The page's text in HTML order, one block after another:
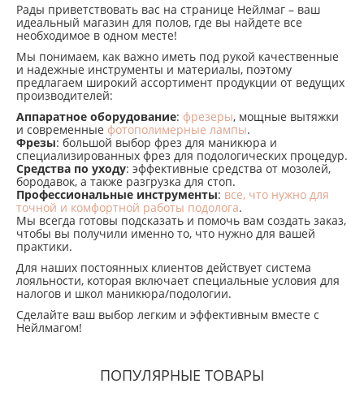
Рады приветствовать вас на странице Нейлмаг – ваш
идеальный магазин для полов, где вы найдете все
необходимое в одном месте!
Мы понимаем, как важно иметь под рукой качественные
и надежные инструменты и материалы, поэтому
предлагаем широкий ассортимент продукции от ведущих
производителей:
Аппаратное оборудование: фрезеры, мощные вытяжки
и современные фотополимерные лампы.
Фрезы: большой выбор фрез для маникюра и
специализированных фрез для подологических процедур.
Средства по уходу: эффективные средства от мозолей,
бородавок, а также разгрузка для стоп.
Профессиональные инструменты: все, что нужно для
точной и комфортной работы подолога.
Мы всегда готовы подсказать и помочь вам создать заказ,
чтобы вы получили именно то, что нужно для вашей
практики.
Для наших постоянных клиентов действует система
лояльности, которая включает специальные условия для
налогов и школ маникюра/подологии.
Сделайте ваш выбор легким и эффективным вместе с
Нейлмагом!
ПОПУЛЯРНЫЕ ТОВАРЫ